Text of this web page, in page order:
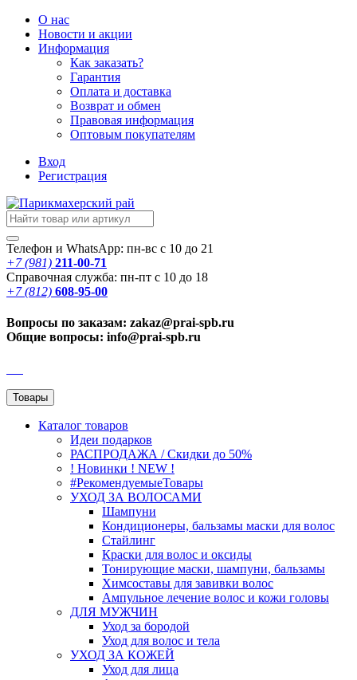
О нас
Новости и акции
Информация
Как заказать?
Гарантия
Оплата и доставка
Возврат и обмен
Правовая информация
Оптовым покупателям
Вход
Регистрация
Телефон и WhatsApp: пн-вс с 10 до 21
+7 (981) 211-00-71
Справочная служба: пн-пт с 10 до 18
+7 (812) 608-95-00
Вопросы по заказам: zakaz@prai-spb.ru
Общие вопросы: info@prai-spb.ru
Товары
Каталог товаров
Идеи подарков
РАСПРОДАЖА / Скидки до 50%
! Новинки ! NEW !
#РекомендуемыеТовары
УХОД ЗА ВОЛОСАМИ
Шампуни
Кондиционеры, бальзамы маски для волос
Стайлинг
Краски для волос и оксиды
Тонирующие маски, шампуни, бальзамы
Химсоставы для завивки волос
Ампульное лечение волос и кожи головы
ДЛЯ МУЖЧИН
Уход за бородой
Уход для волос и тела
УХОД ЗА КОЖЕЙ
Уход для лица